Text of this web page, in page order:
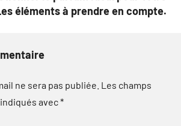
éléments à prendre en compte.
ne sera pas publiée. Les champs
avec*